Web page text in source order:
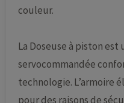
couleur.
La Doseuse à piston est
servocommandée
technologie. L’armoire
pour des raisons de